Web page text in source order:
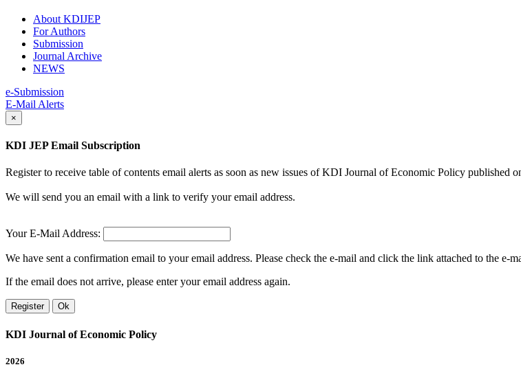
About KDIJEP
For Authors
Submission
Journal Archive
NEWS
e-Submission
E-Mail Alerts
×
KDI JEP Email Subscription
Register to receive table of contents email alerts as soon as new issues of KDI Journal of Economic Policy published
We will send you an email with a link to verify your email address.
Your E-Mail Address:
We have sent a confirmation email to your email address. Please check the e-mail and click the link attached to the e-
If the email does not arrive, please enter your email address again.
Register Ok
KDI Journal of Economic Policy
2026